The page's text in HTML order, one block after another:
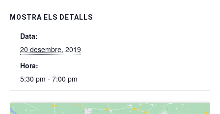
MOSTRA ELS DETALLS
Data:
20 desembre, 2019
Hora:
5:30 pm - 7:00 pm